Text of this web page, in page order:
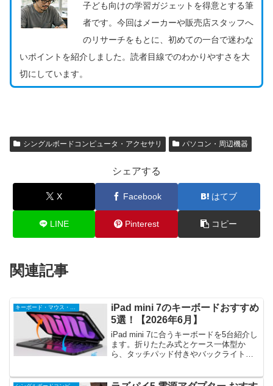
子ども向けの学習ガジェットを得意とする筆
者です。今回はメーカーや販売店スタッフへ
のリサーチをもとに、初めての一台で迷わな
いポイントを紹介しました。読者目線でのわかりやすさを大
切にしています。
シングルボードコンピュータ・アクセサリ パソコン・周辺機器
シェアする
X Facebook はてブ
LINE Pinterest コピー
関連記事
iPad mini 7のキーボードおすすめ
5選！【2026年6月】
iPad mini 7に合うキーボードを5台紹介し
ます。折りたたみ式とケース一体型か
ら、タッチパッド付きやバックライト付